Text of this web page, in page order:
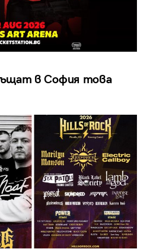
в София това